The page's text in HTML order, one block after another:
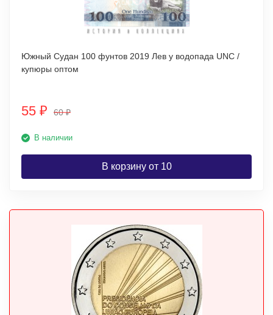
Южный Судан 100 фунтов 2019 Лев у водопада UNC /
купюры оптом
55 ₽ 60₽
В наличии
В корзину от 10